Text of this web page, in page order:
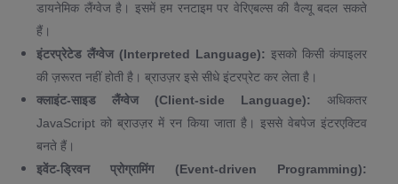
डायनेमिक लैंग्वेज है। इसमें हम रनटाइम पर वेरिएबल्स की वैल्यू बदल सकते
हैं।
इंटरप्रेटेड लैंग्वेज (Interpreted Language): इसको किसी कंपाइलर
की ज़रूरत नहीं होती है। ब्राउज़र इसे सीधे इंटरप्रेट कर लेता है।
क्लाइंट-साइड लैंग्वेज (Client-side Language):
अधिकतर
JavaScript को ब्राउज़र में रन किया जाता है। इससे वेबपेज इंटरएक्टिव
बनते हैं।
इवेंट-ड्रिवन प्रोग्रामिंग (Event-driven Programming):